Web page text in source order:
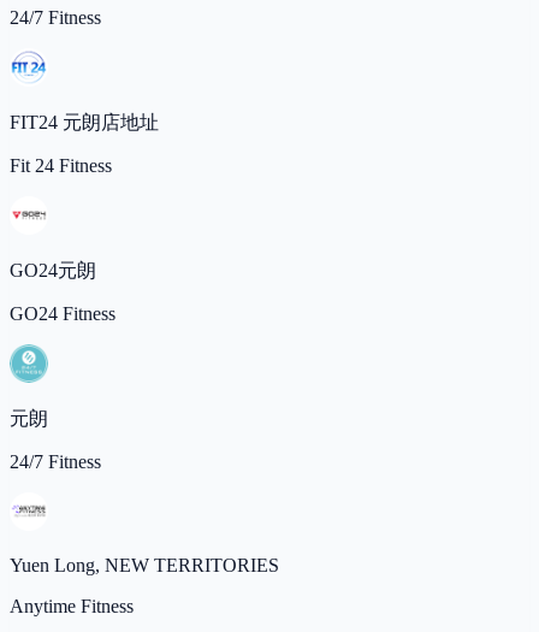
24/7 Fitness
FIT24 元朗店地址
Fit 24 Fitness
GO24元朗
GO24 Fitness
元朗
24/7 Fitness
Yuen Long, NEW TERRITORIES
Anytime Fitness